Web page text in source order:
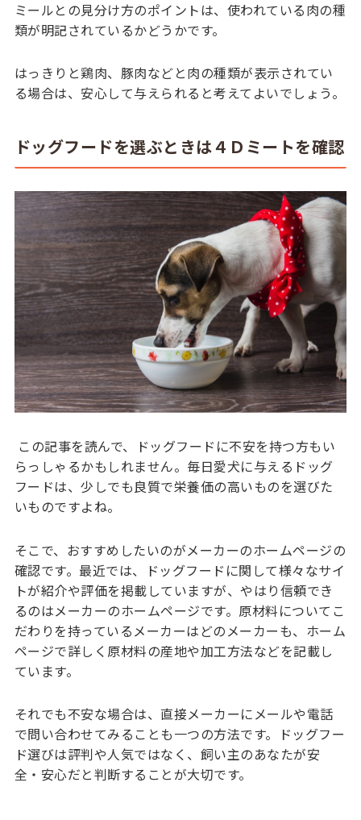
ミールとの見分け方のポイントは、使われている肉の種
類が明記されているかどうかです。
はっきりと鶏肉、豚肉などと肉の種類が表示されてい
る場合は、安心して与えられると考えてよいでしょう。
ドッグフードを選ぶときは４Ｄミートを確認
この記事を読んで、ドッグフードに不安を持つ方もい
らっしゃるかもしれません。毎日愛犬に与えるドッグ
フードは、少しでも良質で栄養価の高いものを選びた
いものですよね。
そこで、おすすめしたいのがメーカーのホームページの
確認です。最近では、ドッグフードに関して様々なサイ
トが紹介や評価を掲載していますが、やはり信頼でき
るのはメーカーのホームページです。原材料についてこ
だわりを持っているメーカーはどのメーカーも、ホーム
ページで詳しく原材料の産地や加工方法などを記載し
ています。
それでも不安な場合は、直接メーカーにメールや電話
で問い合わせてみることも一つの方法です。ドッグフー
ド選びは評判や人気ではなく、飼い主のあなたが安
全・安心だと判断することが大切です。